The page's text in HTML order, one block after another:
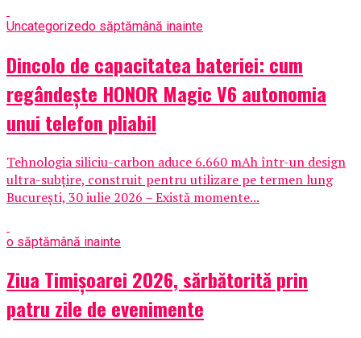
Uncategorizedo săptămână inainte
Dincolo de capacitatea bateriei: cum
regândește HONOR Magic V6 autonomia
unui telefon pliabil
Tehnologia siliciu-carbon aduce 6.660 mAh într-un design
ultra-subțire, construit pentru utilizare pe termen lung
București, 30 iulie 2026 – Există momente...
o săptămână inainte
Ziua Timișoarei 2026, sărbătorită prin
patru zile de evenimente